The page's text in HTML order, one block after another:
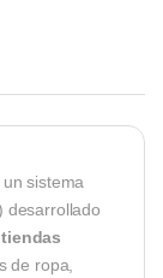
sistema
desarrollado
tiendas
de ropa,